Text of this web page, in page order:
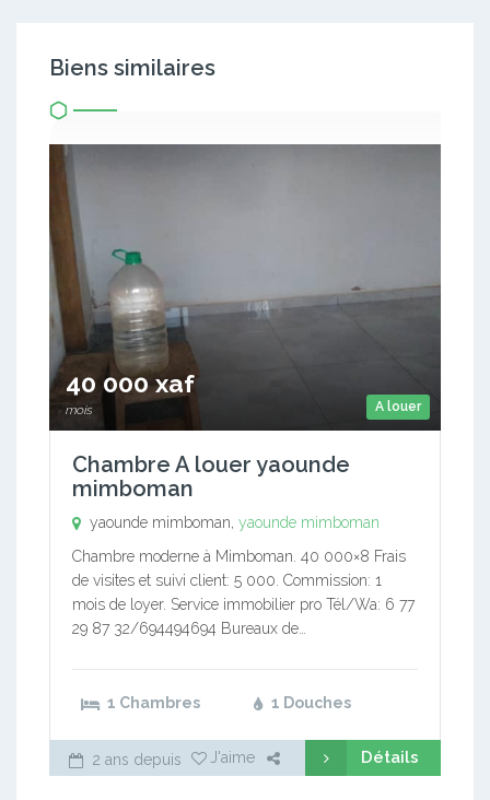
Biens similaires
A louer
40 000 xaf
mois
Chambre A louer yaounde
mimboman
yaounde mimboman, yaounde mimboman
Chambre moderne à Mimboman. 40 000×8 Frais
de visites et suivi client: 5 000. Commission: 1
mois de loyer. Service immobilier pro Tél/Wa: 6 77
29 87 32/694494694 Bureaux de…
1 Chambres 1 Douches
2 ans depuis J'aime Détails